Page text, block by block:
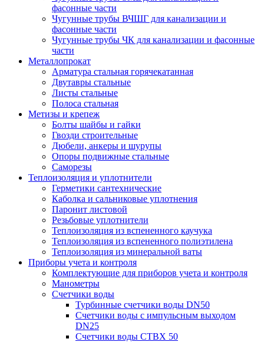
фасонные части
Чугунные трубы ВЧШГ для канализации и
фасонные части
Чугунные трубы ЧК для канализации и фасонные
части
Металлопрокат
Арматура стальная горячекатанная
Двутавры стальные
Листы стальные
Полоса стальная
Метизы и крепеж
Болты шайбы и гайки
Гвозди строительные
Дюбели, анкеры и шурупы
Опоры подвижные стальные
Саморезы
Теплоизоляция и уплотнители
Герметики сантехнические
Каболка и сальниковые уплотнения
Паронит листовой
Резьбовые уплотнители
Теплоизоляция из вспененного каучука
Теплоизоляция из вспененного полиэтилена
Теплоизоляция из минеральной ваты
Приборы учета и контроля
Комплектующие для приборов учета и контроля
Манометры
Счетчики воды
Турбинные счетчики воды DN50
Счетчики воды с импульсным выходом
DN25
Счетчики воды СТВХ 50